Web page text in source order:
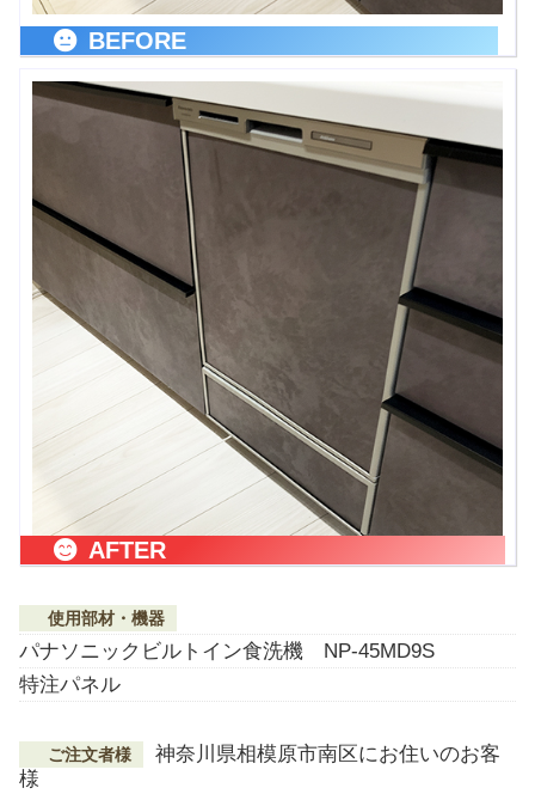
BEFORE
AFTER
使用部材・機器
パナソニックビルトイン食洗機 NP-45MD9S
特注パネル
ご注文者様
神奈川県相模原市南区にお住いのお客
様